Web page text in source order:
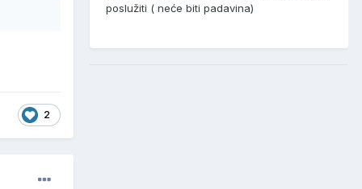
2
poslužiti ( neće biti padavina)